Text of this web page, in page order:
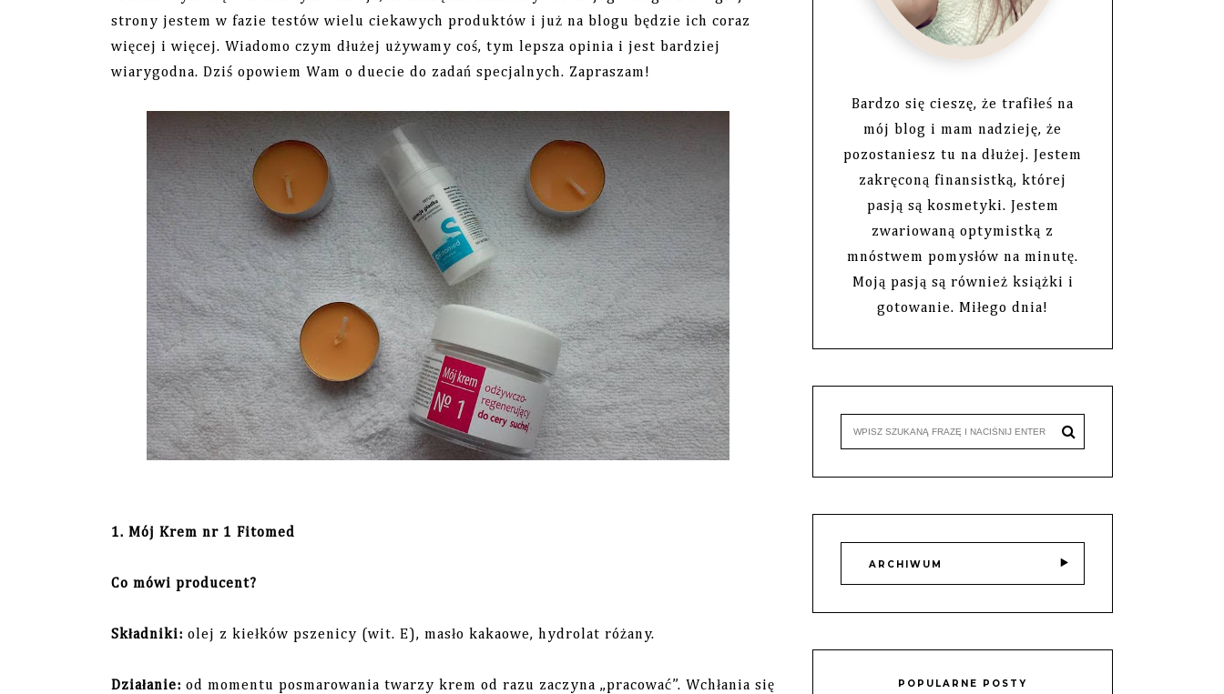
strony jestem w fazie testów wielu ciekawych produktów i już na blogu będzie ich coraz
więcej i więcej. Wiadomo czym dłużej używamy coś, tym lepsza opinia i jest bardziej
wiarygodna. Dziś opowiem Wam o duecie do zadań specjalnych. Zapraszam!
1. Mój Krem nr 1 Fitomed
Co mówi producent?
Składniki: olej z kiełków pszenicy (wit. E), masło kakaowe, hydrolat różany.
Działanie: od momentu posmarowania twarzy krem od razu zaczyna „pracować”. Wchłania się
Bardzo się cieszę, że trafiłeś na
mój blog i mam nadzieję, że
pozostaniesz tu na dłużej. Jestem
zakręconą finansistką, której
pasją są kosmetyki. Jestem
zwariowaną optymistką z
mnóstwem pomysłów na minutę.
Moją pasją są również książki i
gotowanie. Miłego dnia!
ARCHIWUM
POPULARNE POSTY